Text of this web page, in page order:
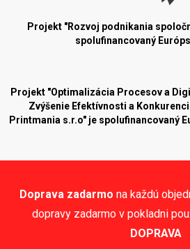
Doprava zadarmo na každú
dopravy zadarmo v pokladni
DOPRAVA
Projekt "Rozvoj podnikania
spolufinancovaný
Projekt "Optimalizácia Procesov a
Zvýšenie Efektívnosti a
Printmania s.r.o" je spolufinancovaný
Blog
NajReklama.sk -